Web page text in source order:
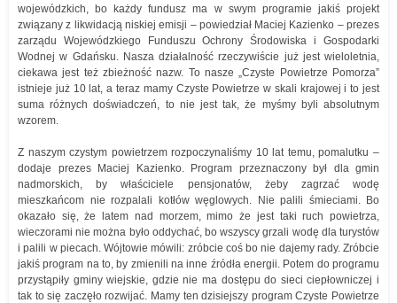
wojewódzkich, bo każdy fundusz ma w swym programie jakiś projekt
związany z likwidacją niskiej emisji – powiedział Maciej Kazienko – prezes
zarządu Wojewódzkiego Funduszu Ochrony Środowiska i Gospodarki
Wodnej w Gdańsku. Nasza działalność rzeczywiście już jest wieloletnia,
ciekawa jest też zbieżność nazw. To nasze „Czyste Powietrze Pomorza”
istnieje już 10 lat, a teraz mamy Czyste Powietrze w skali krajowej i to jest
suma różnych doświadczeń, to nie jest tak, że myśmy byli absolutnym
wzorem.
Z naszym czystym powietrzem rozpoczynaliśmy 10 lat temu, pomalutku –
dodaje prezes Maciej Kazienko. Program przeznaczony był dla gmin
nadmorskich, by właściciele pensjonatów, żeby zagrzać wodę
mieszkańcom nie rozpalali kotłów węglowych. Nie palili śmieciami. Bo
okazało się, że latem nad morzem, mimo że jest taki ruch powietrza,
wieczorami nie można było oddychać, bo wszyscy grzali wodę dla turystów
i palili w piecach. Wójtowie mówili: zróbcie coś bo nie dajemy rady. Zróbcie
jakiś program na to, by zmienili na inne źródła energii. Potem do programu
przystąpiły gminy wiejskie, gdzie nie ma dostępu do sieci ciepłowniczej i
tak to się zaczęło rozwijać. Mamy ten dzisiejszy program Czyste Powietrze